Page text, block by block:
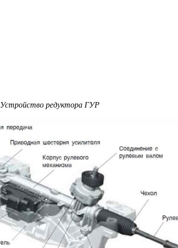
Устройство редуктора ГУР